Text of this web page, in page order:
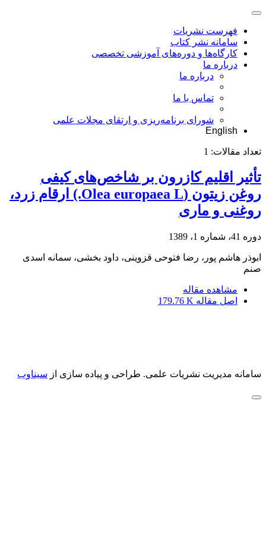
فهرست نشریات
سامانه نشر کتاب
کارگاه‌ها و دوره‌های آموزشی تخصصی
درباره ما
درباره ما
تماس با ما
شورای برنامه‌ریزی و ارتقای مجلات علمی
English
تعداد مقالات: 1
تأثیر اقلیم کازرون بر شاخص‌های کیفی
روغن زیتون (Olea europaea L.) ارقام زرد،
روغنی و ماری
دوره 41، شماره 1، 1389
ابوذر هاشم پور، رضا فتوحی قزوینی، داود بخشی، سمانه اسدی
صنم
مشاهده مقاله
اصل مقاله 179.76 K
سامانه مدیریت نشریات علمی. طراحی و پیاده سازی از سیناوب